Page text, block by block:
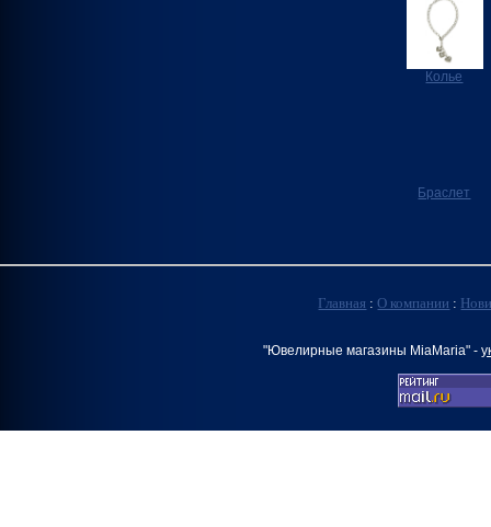
Колье
Браслет
Главная :О компании :
"Ювелирные магазины MiaMaria" -